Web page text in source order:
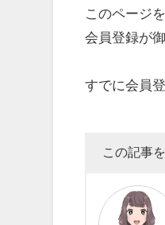
このページ
会員登録が
すでに会員
この記事